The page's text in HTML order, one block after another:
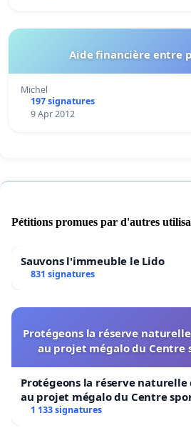
Aide financière entre
Michel
197 signatures
9 Apr 2012
Pétitions promues par d'autres
Sauvons l'immeuble le Lido
831 signatures
Protégeons la réserve
au projet mégalo du Centre
Protégeons la réserve naturelle
au projet mégalo du Centre
1 133 signatures